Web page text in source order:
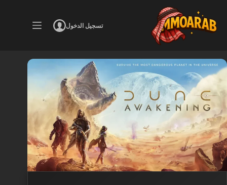
المحتوى
تسجيل الدخول